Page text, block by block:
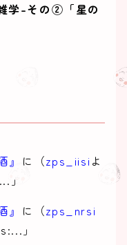
学-その②「星の
に（zps_iisi よ
に（zps_nrsi
」